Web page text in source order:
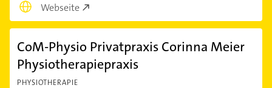
Webseite
CoM-Physio Privatpraxis Corinna Meier
Physiotherapiepraxis
PHYSIOTHERAPIE